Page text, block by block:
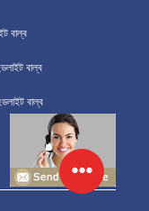
বাল্ব
বাল্ব
বাল্ব